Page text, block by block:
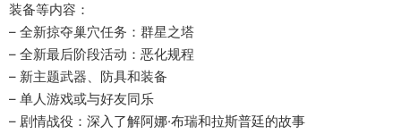
装备等内容：
– 全新掠夺巢穴任务：群星之塔
– 全新最后阶段活动：恶化规程
– 新主题武器、防具和装备
– 单人游戏或与好友同乐
– 剧情战役：深入了解阿娜·布瑞和拉斯普廷的故事